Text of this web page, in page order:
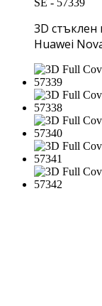
3D стъклен
Huawei